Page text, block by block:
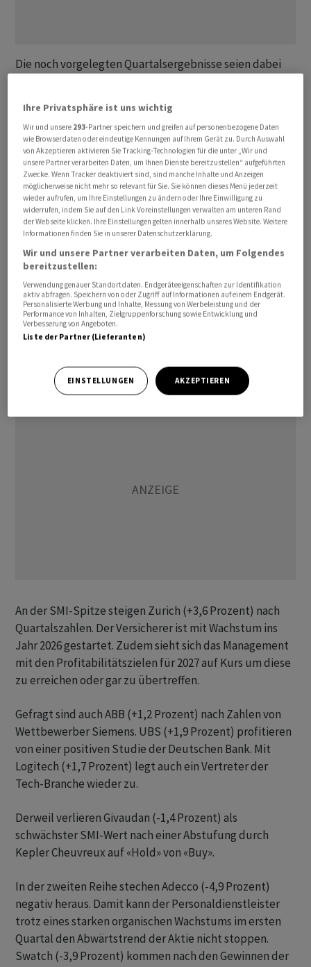
Die noch vorgelegten Quartalsergebnisse seien dabei
Konjunkturdaten in den Blick, bevor sich hierzulande
die Anleger in den Feiertag und einige wohl auch in ein
langes Wochenende verabschieden werden. Angesichts
des weiter ungelösten Nahost-Konflikts dürften viele
wohl keine Risiken mitnehmen wollen. Im weiteren
Wochenverlauf richtet sich die Aufmerksamkeit dann
verstärkt auf Trumps Besuch in China.
SMI mit Zurich an der Spitze
Der SMI gewinnt gegen 9.15 Uhr 0,43 Prozent auf
13'175,34 Zähler. Das Verhältnis von Gewinnern und
Verlierern im Leitindex ist dabei quasi ausgeglichen. Der
SMIM mit den mittelgrossen Werten steigt nur leicht
SPI 0,30 Prozent höher auf 18'637,45 Zähler steht.
An der SMI-Spitze steigen Zurich (+3,6 Prozent) nach
Quartalszahlen. Der Versicherer ist mit Wachstum ins
Jahr 2026 gestartet. Zudem sieht sich das Management
mit den Profitabilitätszielen für 2027 auf Kurs um diese
zu erreichen oder gar zu übertreffen.
Gefragt sind auch ABB (+1,2 Prozent) nach Zahlen von
Wettbewerber Siemens. UBS (+1,9 Prozent) profitieren
von einer positiven Studie der Deutschen Bank. Mit
Logitech (+1,7 Prozent) legt auch ein Vertreter der
Tech-Branche wieder zu.
Derweil verlieren Givaudan (-1,4 Prozent) als
schwächster SMI-Wert nach einer Abstufung durch
Kepler Cheuvreux auf «Hold» von «Buy».
In der zweiten Reihe stechen Adecco (-4,9 Prozent)
negativ heraus. Damit kann der Personaldienstleister
trotz eines starken organischen Wachstums im ersten
Quartal den Abwärtstrend der Aktie nicht stoppen.
Swatch (-3,9 Prozent) kommen nach den Gewinnen der
Ihre Privatsphäre ist uns wichtig
Wir und unsere 293-Partner speichern und greifen auf personenbezogene Daten
wie Browserdaten oder eindeutige Kennungen auf Ihrem Gerät zu. Durch Auswahl
von Akzeptieren aktivieren Sie Tracking-Technologien für die unter „Wir und
unsere Partner verarbeiten Daten, um Ihnen Dienste bereitzustellen“ aufgeführten
Zwecke. Wenn Tracker deaktiviert sind, sind manche Inhalte und Anzeigen
möglicherweise nicht mehr so relevant für Sie. Sie können dieses Menü jederzeit
wieder aufrufen, um Ihre Einstellungen zu ändern oder Ihre Einwilligung zu
widerrufen, indem Sie auf den Link Voreinstellungen verwalten am unteren Rand
der Webseite klicken. Ihre Einstellungen gelten innerhalb unseres Website. Weitere
Informationen finden Sie in unserer Datenschutzerklärung.
Wir und unsere Partner verarbeiten Daten, um Folgendes
bereitzustellen:
Verwendung genauer Standortdaten. Endgeräteeigenschaften zur Identifikation
aktiv abfragen. Speichern von oder Zugriff auf Informationen auf einem Endgerät.
Personalisierte Werbung und Inhalte, Messung von Werbeleistung und der
Performance von Inhalten, Zielgruppenforschung sowie Entwicklung und
Verbesserung von Angeboten.
Liste der Partner (Lieferanten)
EINSTELLUNGEN AKZEPTIEREN